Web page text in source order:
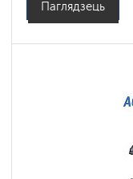
Паглядзець